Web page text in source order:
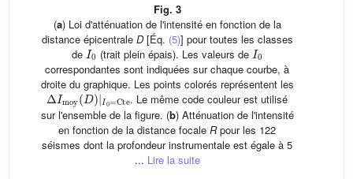
Fig. 3
(a) Loi d'atténuation de l'intensité en fonction de la
distance épicentrale D[Éq. (5)] pour toutes les classes
de
I0
(trait plein épais). Les valeurs de
I 0
correspondantes sont indiquées sur chaque courbe, à
droite du graphique. Les points colorés représentent les
ΔImoy(D)|I0=Cte
. Le même code couleur est utilisé
sur l'ensemble de la figure. (b) Atténuation de l'intensité
en fonction de la distance focale Rpour les 122
séismes dont la profondeur instrumentale est égale à 5
... Lire la suite